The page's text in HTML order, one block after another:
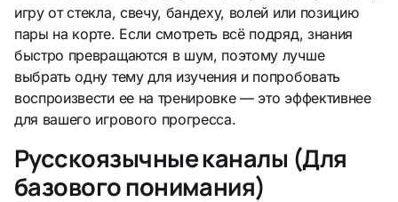
игру от стекла, свечу, бандеху, волей или позицию
пары на корте. Если смотреть всё подряд, знания
быстро превращаются в шум, поэтому лучше
выбрать одну тему для изучения и попробовать
воспроизвести ее на тренировке — это эффективнее
для вашего игрового прогресса.
Русскоязычные каналы (Для
базового понимания)